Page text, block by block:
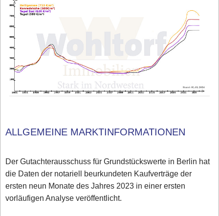
ALLGEMEINE MARKTINFORMATIONEN
Der Gutachterausschuss für Grundstückswerte in Berlin hat
die Daten der notariell beurkundeten Kaufverträge der
ersten neun Monate des Jahres 2023 in einer ersten
vorläufigen Analyse veröffentlicht.